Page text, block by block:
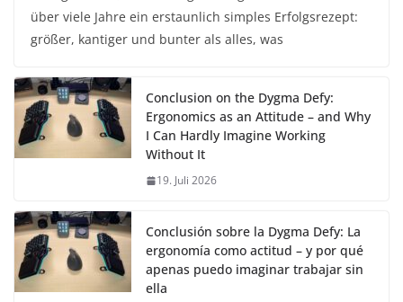
über viele Jahre ein erstaunlich simples Erfolgsrezept:
größer, kantiger und bunter als alles, was
Conclusion on the Dygma Defy:
Ergonomics as an Attitude – and Why
I Can Hardly Imagine Working
Without It
19. Juli 2026
Conclusión sobre la Dygma Defy: La
ergonomía como actitud – y por qué
apenas puedo imaginar trabajar sin
ella